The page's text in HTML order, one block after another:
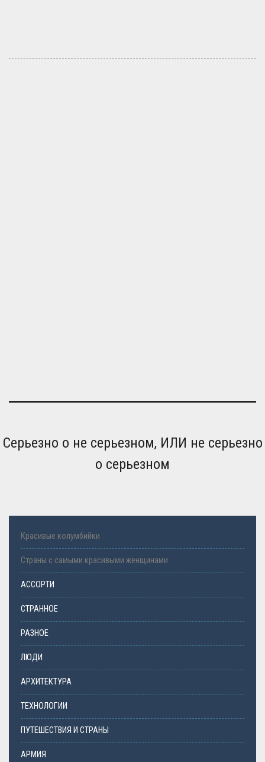
Серьезно о не серьезном, ИЛИ не серьезно
о серьезном
Красивые колумбийки
Страны с самыми красивыми женщинами
АССОРТИ
СТРАННОЕ
РАЗНОЕ
ЛЮДИ
АРХИТЕКТУРА
ТЕХНОЛОГИИ
ПУТЕШЕСТВИЯ И СТРАНЫ
АРМИЯ